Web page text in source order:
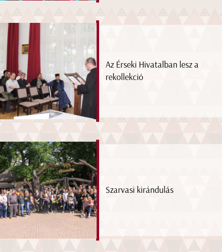
Az Érseki Hivatalban lesz a
rekollekció
Szarvasi kirándulás